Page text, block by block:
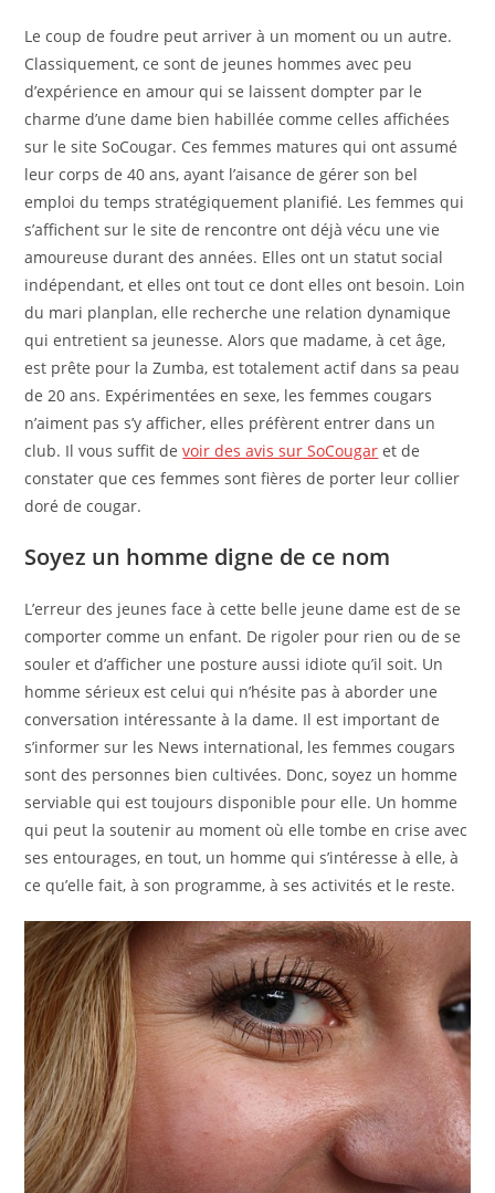
Le coup de foudre peut arriver à un moment ou un autre.
Classiquement, ce sont de jeunes hommes avec peu
d’expérience en amour qui se laissent dompter par le
charme d’une dame bien habillée comme celles affichées
sur le site SoCougar. Ces femmes matures qui ont assumé
leur corps de 40 ans, ayant l’aisance de gérer son bel
emploi du temps stratégiquement planifié. Les femmes qui
s’affichent sur le site de rencontre ont déjà vécu une vie
amoureuse durant des années. Elles ont un statut social
indépendant, et elles ont tout ce dont elles ont besoin. Loin
du mari planplan, elle recherche une relation dynamique
qui entretient sa jeunesse. Alors que madame, à cet âge,
est prête pour la Zumba, est totalement actif dans sa peau
de 20 ans. Expérimentées en sexe, les femmes cougars
n’aiment pas s’y afficher, elles préfèrent entrer dans un
club. Il vous suffit devoir des avis sur SoCougar et de
constater que ces femmes sont fières de porter leur collier
doré de cougar.
Soyez un homme digne de ce nom
L’erreur des jeunes face à cette belle jeune dame est de se
comporter comme un enfant. De rigoler pour rien ou de se
souler et d’afficher une posture aussi idiote qu’il soit. Un
homme sérieux est celui qui n’hésite pas à aborder une
conversation intéressante à la dame. Il est important de
s’informer sur les News international, les femmes cougars
sont des personnes bien cultivées. Donc, soyez un homme
serviable qui est toujours disponible pour elle. Un homme
qui peut la soutenir au moment où elle tombe en crise avec
ses entourages, en tout, un homme qui s’intéresse à elle, à
ce qu’elle fait, à son programme, à ses activités et le reste.